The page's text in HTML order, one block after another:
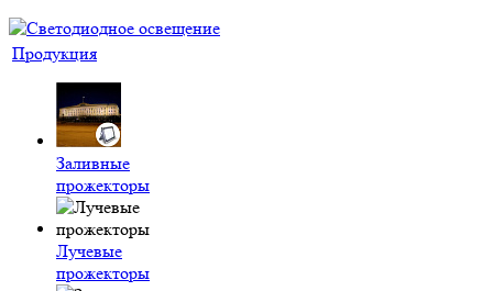
Продукция
Заливные
прожекторы
Лучевые
прожекторы